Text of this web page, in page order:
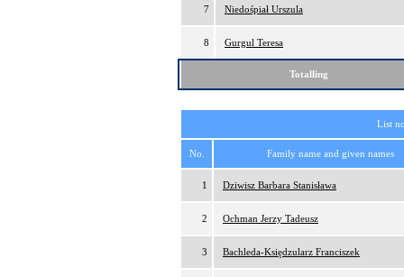
7 Niedośpiał Urszula
8 Gurgul Teresa
Totalling
List
No. Family name and given names
1 Dziwisz Barbara Stanisława
2 Ochman Jerzy Tadeusz
3 Bachleda-Księdzularz Franciszek